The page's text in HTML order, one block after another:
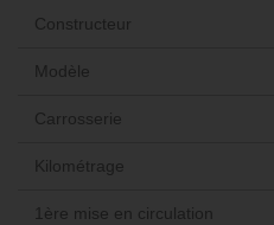
Constructeur
Modèle
Carrosserie
Kilométrage
1ère mise en circulation